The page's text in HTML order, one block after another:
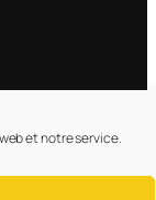
et notre service.